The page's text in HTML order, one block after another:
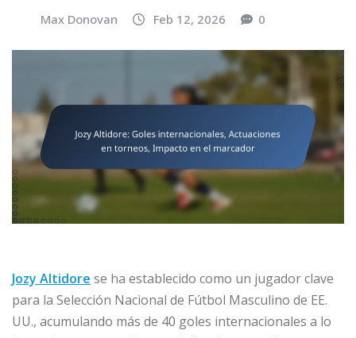
Max Donovan Feb 12, 2026 0
Jozy Altidore se ha establecido como un jugador clave
para la Selección Nacional de Fútbol Masculino de EE.
UU., acumulando más de 40 goles internacionales a lo